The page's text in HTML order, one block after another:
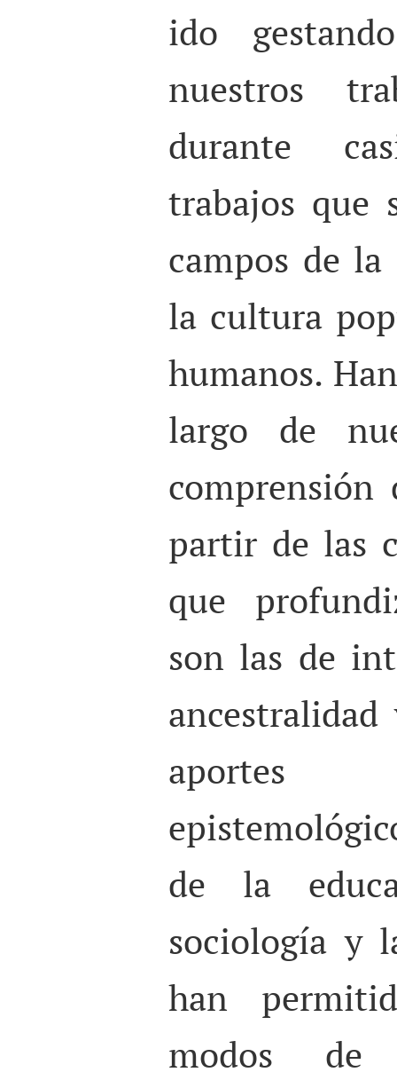
ido
nuestros
durante
trabajos que
campos de
la cultura
humanos.
largo de
comprensión
partir de las
que
son las de
de la
sociología y
han
modos